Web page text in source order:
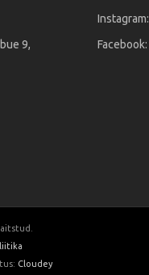
9,
Instagram:
Facebook:
Cloudey